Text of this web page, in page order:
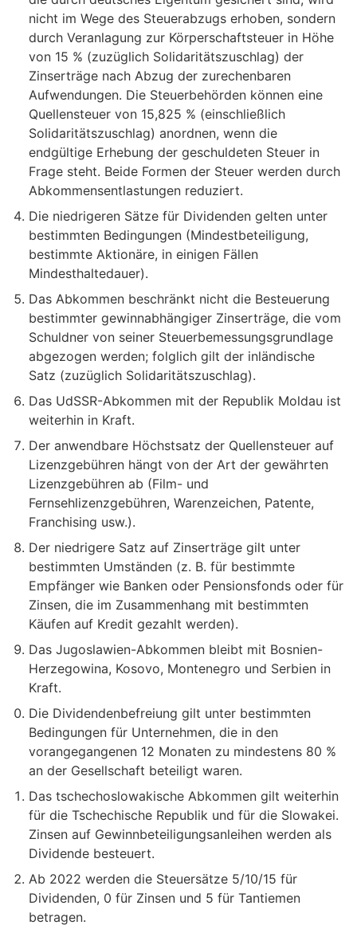
nicht im Wege des Steuerabzugs erhoben, sondern
durch Veranlagung zur Körperschaftsteuer in Höhe
von 15 % (zuzüglich Solidaritätszuschlag) der
Zinserträge nach Abzug der zurechenbaren
Aufwendungen. Die Steuerbehörden können eine
Quellensteuer von 15,825 % (einschließlich
Solidaritätszuschlag) anordnen, wenn die
endgültige Erhebung der geschuldeten Steuer in
Frage steht. Beide Formen der Steuer werden durch
Abkommensentlastungen reduziert.
Die niedrigeren Sätze für Dividenden gelten unter
bestimmten Bedingungen (Mindestbeteiligung,
bestimmte Aktionäre, in einigen Fällen
Mindesthaltedauer).
Das Abkommen beschränkt nicht die Besteuerung
bestimmter gewinnabhängiger Zinserträge, die vom
Schuldner von seiner Steuerbemessungsgrundlage
abgezogen werden; folglich gilt der inländische
Satz (zuzüglich Solidaritätszuschlag).
Das UdSSR-Abkommen mit der Republik Moldau ist
weiterhin in Kraft.
Der anwendbare Höchstsatz der Quellensteuer auf
Lizenzgebühren hängt von der Art der gewährten
Lizenzgebühren ab (Film- und
Fernsehlizenzgebühren, Warenzeichen, Patente,
Franchising usw.).
Der niedrigere Satz auf Zinserträge gilt unter
bestimmten Umständen (z. B. für bestimmte
Empfänger wie Banken oder Pensionsfonds oder für
Zinsen, die im Zusammenhang mit bestimmten
Käufen auf Kredit gezahlt werden).
Das Jugoslawien-Abkommen bleibt mit Bosnien-
Herzegowina, Kosovo, Montenegro und Serbien in
Kraft.
Die Dividendenbefreiung gilt unter bestimmten
Bedingungen für Unternehmen, die in den
vorangegangenen 12 Monaten zu mindestens 80 %
an der Gesellschaft beteiligt waren.
Das tschechoslowakische Abkommen gilt weiterhin
für die Tschechische Republik und für die Slowakei.
Zinsen auf Gewinnbeteiligungsanleihen werden als
Dividende besteuert.
Ab 2022 werden die Steuersätze 5/10/15 für
Dividenden, 0 für Zinsen und 5 für Tantiemen
betragen.